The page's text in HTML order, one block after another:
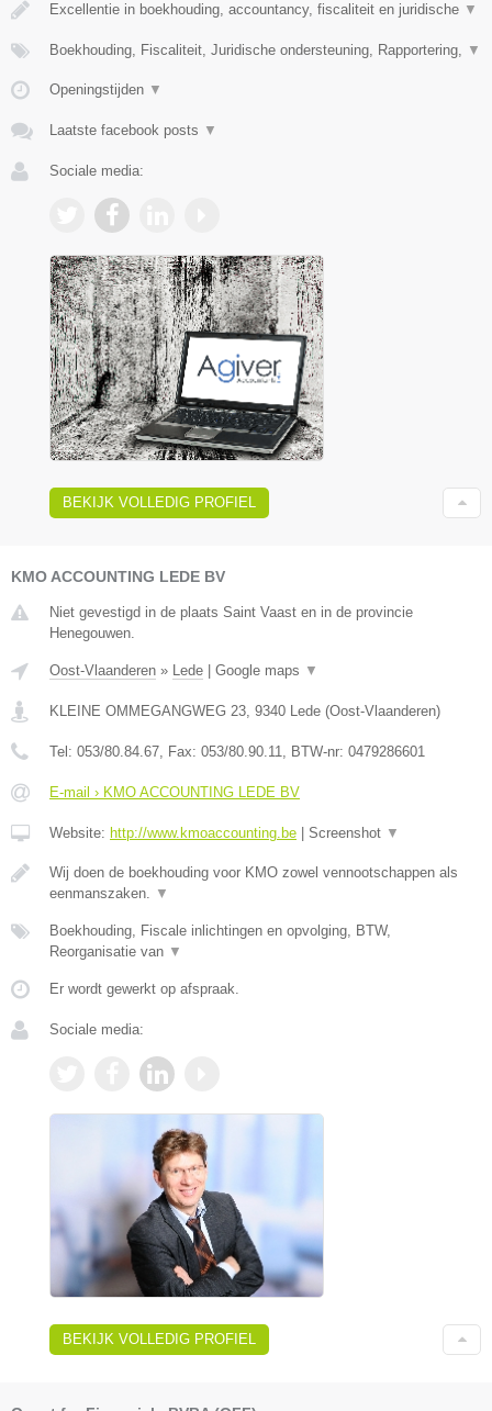
Excellentie in boekhouding, accountancy, fiscaliteit en juridische ▼
Boekhouding, Fiscaliteit, Juridische ondersteuning, Rapportering, ▼
Openingstijden ▼
Laatste facebook posts ▼
Sociale media:
BEKIJK VOLLEDIG PROFIEL
KMO ACCOUNTING LEDE BV
Niet gevestigd in de plaats Saint Vaast en in de provincie
Henegouwen.
Oost-Vlaanderen » Lede Google maps ▼
KLEINE OMMEGANGWEG 23 9340 Lede (Oost-Vlaanderen)
Tel: 053/80.84.67 , Fax: 053/80.90.11 , BTW-nr: 0479286601
E-mail › KMO ACCOUNTING LEDE BV
Website: http://www.kmoaccounting.be Screenshot ▼
Wij doen de boekhouding voor KMO zowel vennootschappen als
eenmanszaken.
▼
Boekhouding, Fiscale inlichtingen en opvolging, BTW,
Reorganisatie van ▼
Er wordt gewerkt op afspraak.
Sociale media:
BEKIJK VOLLEDIG PROFIEL